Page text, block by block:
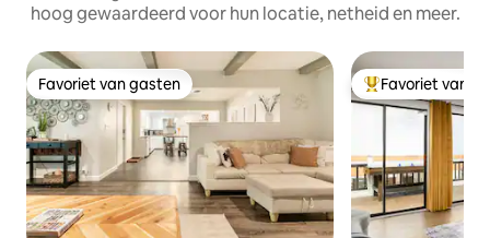
hoog gewaardeerd voor hun locatie, netheid en meer.
Favoriet van gasten
Favoriet van gasten Topfavoriet van
Favoriet van